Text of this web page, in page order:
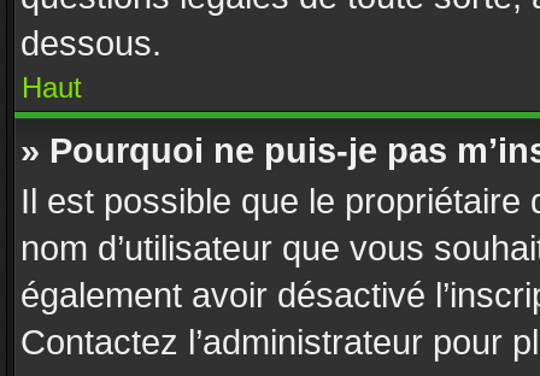
dessous.
Haut
» Pourquoi ne puis-je pas
Il est possible que le propriétaire
nom d’utilisateur que vous
également avoir désactivé
Contactez l’administrateur pour